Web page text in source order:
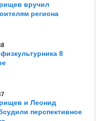
вручил
региона
8
и Леонид
перспективное